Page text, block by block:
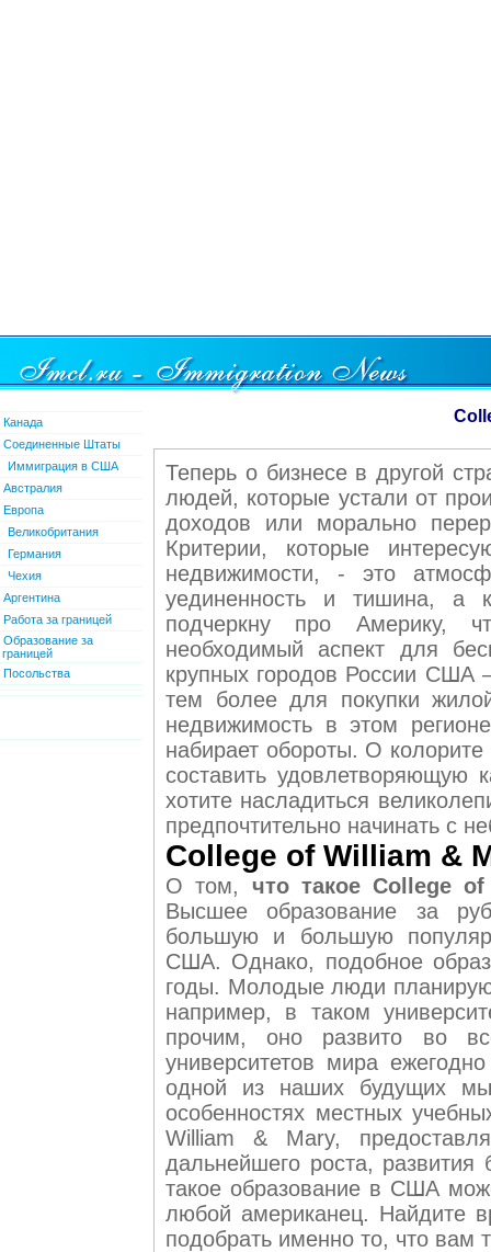
Канада
Соединенные Штаты
Иммиграция в США
Австралия
Европа
Великобритания
Германия
Чехия
Аргентина
Работа за границей
Образование за
границей
Посольства
Теперь о бизнесе в другой
людей, которые устали от
доходов или морально
Критерии, которые
недвижимости, - это
уединенность и тишина, а
подчеркну про Америку,
необходимый аспект для
крупных городов России США
тем более для покупки
недвижимость в этом
набирает обороты. О
составить
хотите насладиться
предпочтительно начинать с
College of William &
О том, что такое College
Высшее образование за
большую и большую
США. Однако, подобное
годы. Молодые люди
например, в таком
прочим, оно развито во
университетов мира
одной из наших будущих
особенностях местных
William & Mary,
дальнейшего роста, развития
такое образование в США
любой американец. Найдите
подобрать именно то, что вам